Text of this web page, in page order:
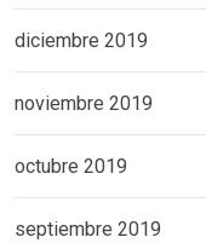
diciembre 2019
noviembre 2019
octubre 2019
septiembre 2019